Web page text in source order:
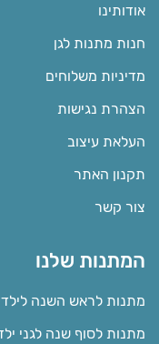
אודותינו
חנות מתנות לגן
מדיניות משלוחים
הצהרת נגישות
העלאת עיצוב
תקנון האתר
צור קשר
המתנות שלנו
מתנות לראש השנה
מתנות לסוף שנה לגני